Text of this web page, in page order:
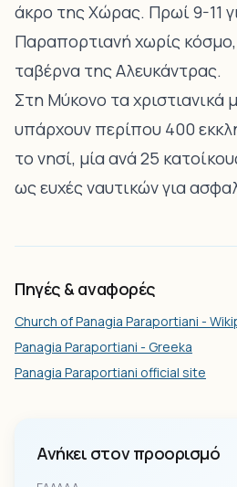
άκρο της Χώρας. Πρωί 9-11
Παραπορτιανή χωρίς
ταβέρνα της Αλευκάντρας.
Στη Μύκονο τα χριστιανικά
υπάρχουν περίπου 400
το νησί, μία ανά 25
ως ευχές ναυτικών για
Πηγές & αναφορές
Church of Panagia Paraportiani -
Panagia Paraportiani - Greeka
Panagia Paraportiani official site
Ανήκει στον προορισμό